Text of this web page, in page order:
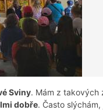
Sviny. Mám z takových
dobře. Často